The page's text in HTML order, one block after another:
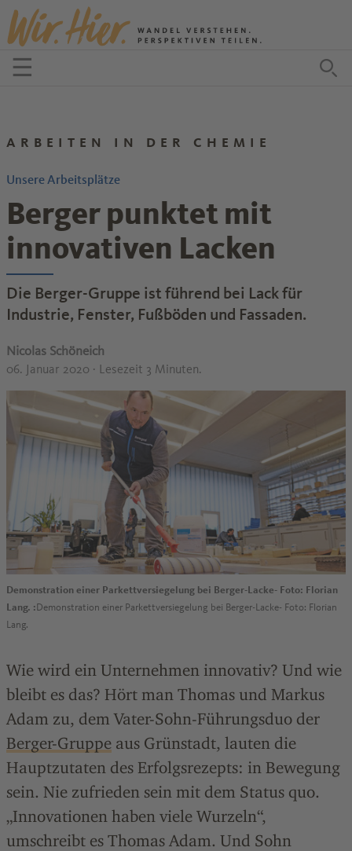
Zum Inhalt springen
☰Menü öffnen
ARBEITEN IN DER CHEMIE
Unsere Arbeitsplätze
Berger punktet mit
innovativen Lacken
Die Berger-Gruppe ist führend bei Lack für
Industrie, Fenster, Fußböden und Fassaden.
Nicolas Schöneich
06. Januar 2020 · Lesezeit 3 Minuten.
Demonstration einer Parkettversiegelung bei Berger-Lacke- Foto: Florian
Lang. :Demonstration einer Parkettversiegelung bei Berger-Lacke- Foto: Florian
Lang.
Wie wird ein Unternehmen innovativ? Und wie
bleibt es das? Hört man Thomas und Markus
Adam zu, dem Vater-Sohn-Führungsduo der
Berger-Gruppe aus Grünstadt, lauten die
Hauptzutaten des Erfolgsrezepts: in Bewegung
sein. Nie zufrieden sein mit dem Status quo.
„Innovationen haben viele Wurzeln“,
umschreibt es Thomas Adam. Und Sohn